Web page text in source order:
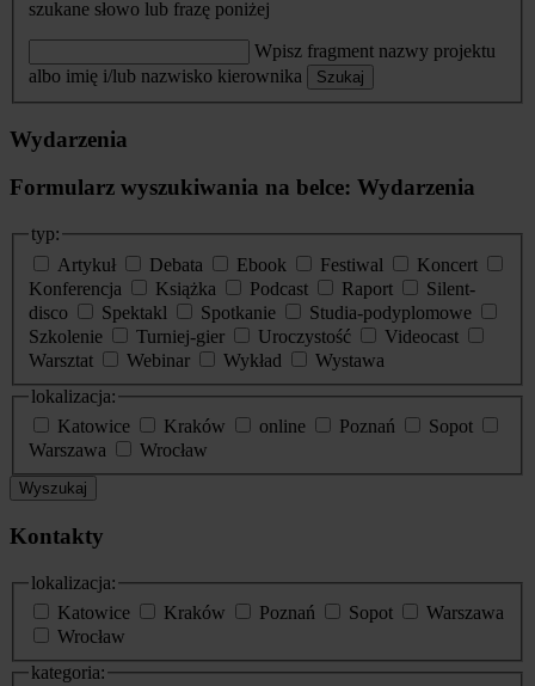
szukane słowo lub frazę poniżej
Wpisz fragment nazwy projektu
albo imię i/lub nazwisko kierownika
Szukaj
Wydarzenia
Formularz wyszukiwania na belce: Wydarzenia
typ:
Artykuł
Debata Ebook Festiwal
Koncert
Konferencja
Książka Podcast Raport
Silent-
disco
Spektakl Spotkanie
Studia-podyplomowe
Szkolenie
Turniej-gier Uroczystość
Videocast
Warsztat
Webinar Wykład
Wystawa
lokalizacja:
Katowice
Kraków online Poznań
Sopot
Warszawa
Wrocław
Wyszukaj
Kontakty
lokalizacja:
Katowice
Kraków Poznań Sopot
Warszawa
Wrocław
kategoria: